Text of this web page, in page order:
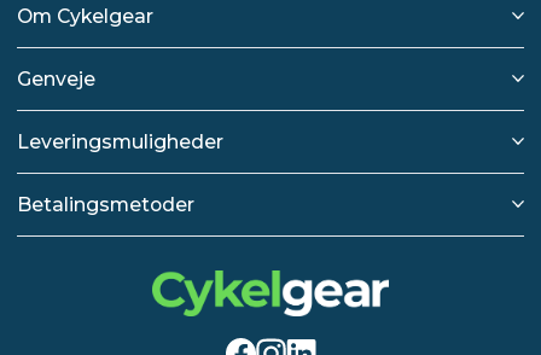
Om Cykelgear
Genveje
Leveringsmuligheder
Betalingsmetoder